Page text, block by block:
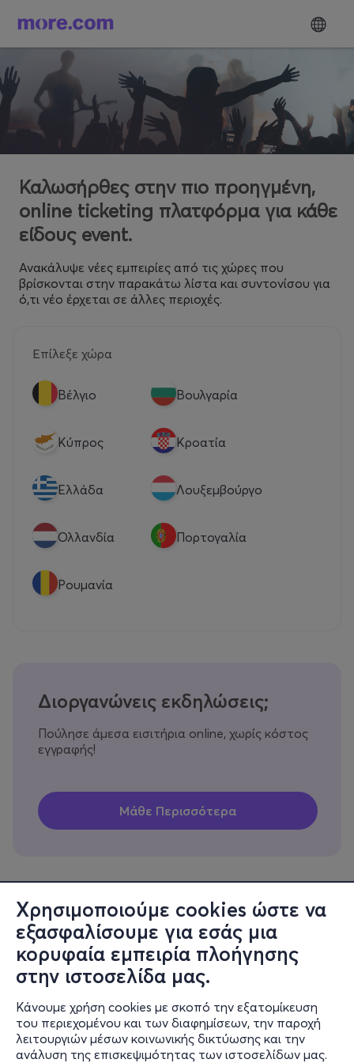
Χρησιμοποιούμε cookies ώστε να
εξασφαλίσουμε για εσάς μια
κορυφαία εμπειρία πλοήγησης
στην ιστοσελίδα μας.
Κάνουμε χρήση cookies με σκοπό την εξατομίκευση
του περιεχομένου και των διαφημίσεων, την παροχή
λειτουργιών μέσων κοινωνικής δικτύωσης και την
ανάλυση της επισκεψιμότητας των ιστοσελίδων μας.
Καλωσήρθες στην πιο προηγμένη,
online ticketing πλατφόρμα για κάθε
είδους event.
Ανακάλυψε νέες εμπειρίες από τις χώρες που
βρίσκονται στην παρακάτω λίστα και συντονίσου για
ό,τι νέο έρχεται σε άλλες περιοχές.
Επίλεξε χώρα
Βέλγιο Βουλγαρία
Κύπρος Κροατία
Eλλάδα Λουξεμβούργο
Ολλανδία Πορτογαλία
Ρουμανία
Διοργανώνεις εκδηλώσεις;
Πούλησε άμεσα εισιτήρια online, χωρίς κόστος
εγγραφής!
Πληροφορίες
Υποστήριξη
Stay Connected